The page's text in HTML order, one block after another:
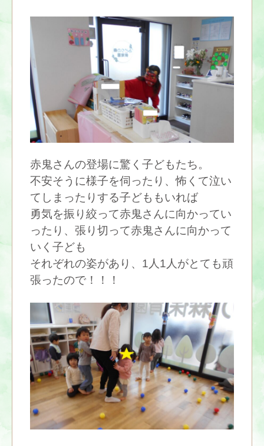
赤鬼さんの登場に驚く子どもたち。
不安そうに様子を伺ったり、怖くて泣い
てしまったりする子どももいれば
勇気を振り絞って赤鬼さんに向かってい
ったり、張り切って赤鬼さんに向かって
いく子ども
それぞれの姿があり、1人1人がとても頑
張ったので！！！